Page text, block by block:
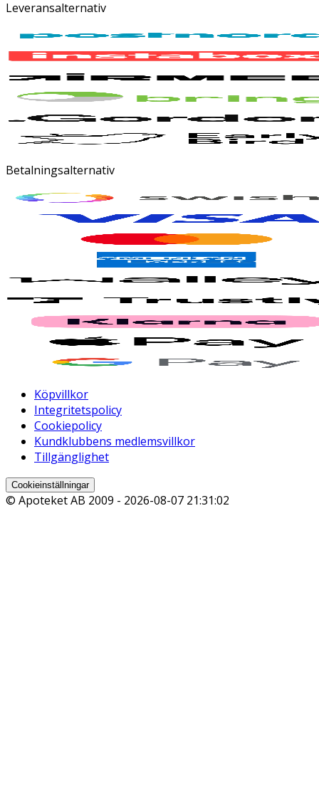
Leveransalternativ
Betalningsalternativ
Köpvillkor
Integritetspolicy
Cookiepolicy
Kundklubbens medlemsvillkor
Tillgänglighet
Cookieinställningar
© Apoteket AB 2009 - 2026-08-07 21:31:02